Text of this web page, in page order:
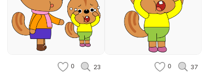
0 23 0 37